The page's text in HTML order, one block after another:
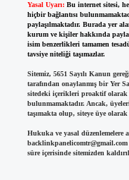
Yasal Uyarı: Bu internet sitesi,
hiçbir bağlantısı
paylaşılmaktadır. Burada yer
kurum ve kişiler hakkında
isim benzerlikleri tamamen
tavsiye niteliği taşımazlar.
Sitemiz, 5651 Sayılı Kanun
tarafından onaylanmış bir Yer
sitedeki içerikleri proaktif olarak
bulunmamaktadır. Ancak,
taşımakta olup, siteye üye
Hukuka ve yasal düzenlemelere
backlinkpanelicomtr@gmail.com
süre içerisinde sitemizden